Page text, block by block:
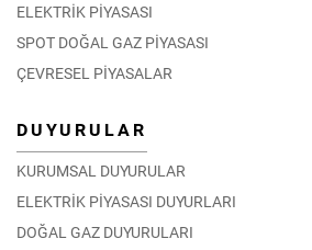
ELEKTRİK PİYASASI
SPOT DOĞAL GAZ PİYASASI
ÇEVRESEL PİYASALAR
DUYURULAR
KURUMSAL DUYURULAR
ELEKTRİK PİYASASI DUYURLARI
DOĞAL GAZ DUYURULARI